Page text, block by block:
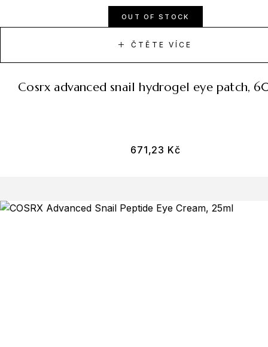
OUT OF STOCK
ČTĚTE VÍCE
cosrx advanced snail hydrogel eye patch,
671,23 Kč